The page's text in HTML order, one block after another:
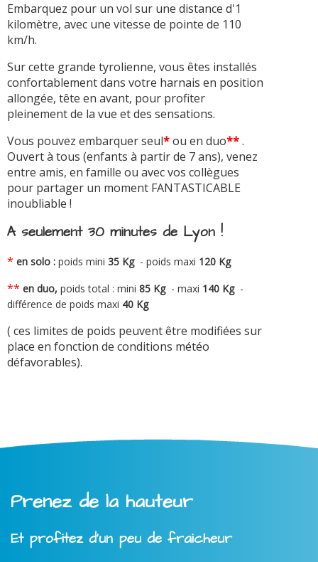
Embarquez pour un vol sur une distance d'1
kilomètre, avec une vitesse de pointe de 110
km/h.
Sur cette grande tyrolienne, vous êtes installés
confortablement dans votre harnais en position
allongée, tête en avant, pour profiter
pleinement de la vue et des sensations.
Vous pouvez embarquer seul*ou en duo**.
Ouvert à tous (enfants à partir de 7 ans), venez
entre amis, en famille ou avec vos collègues
pour partager un moment FANTASTICABLE
inoubliable !
A seulement 30 minutes de Lyon !
* en solo : poids mini 35 Kg - poids maxi 120 Kg
** en duo, poids total : mini 85 Kg - maxi 140 Kg -
différence de poids maxi 40 Kg
( ces limites de poids peuvent être modifiées sur
place en fonction de conditions météo
défavorables).
Prenez de la hauteur
Et profitez d'un peu de fraicheur